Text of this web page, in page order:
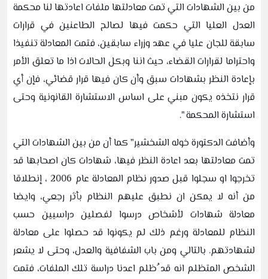
من بين الشهادات التي تمت معادلتها ملفات اعادتها لنا محكمة
العدل العليا التي حكمت فيها لصالح الطاعنين في قرارات
سابقة للجان عليا في عهد وزراء سابقين، فتمت المعادلة تنفيذا
واحتراما لقرارات القضاء، حيث اننا وبكل الحالات اذا ما تعلق الأمر
بإعادة النظر بشهادات سبق وأن كان فيها قرار قضائي، فإن أي
قرار نتخذه يكون مبني على اساس الاستشارة القانونية وحتى
استشارة المحكمة ".
وأضافت الدكتورة خوله الشخشير" كما أن من بين الشهادات التي
تمت معادلتها بعد اعادة النظر فيها، شهادات كان اصحابها قد
تخرجوا او سجلوا قبل صدور نظام المعادلة عام 2006 ، إنطلاقا
من أنه لا يمكن ان نطبق عليهم النظام بأثر رجعي، وايضا
معادلة شهادات لأشخاص درسوا لفصلين دراسيين حسب
النظام للمعادلة ورغم ذلك لم يكونوا قد حصلوا على معادلة
لشهادتهم. بالتالي ومن باب الشفافية والعدل، وحتى لا يشعر
الشخص المتظلم انه قد ُظلم اعدنا دراسة تلك الملفات، فتمت